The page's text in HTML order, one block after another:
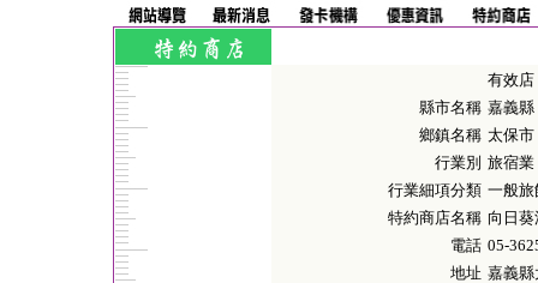
有效店
縣市名稱 嘉義縣
鄉鎮名稱 太保市
行業別 旅宿業
行業細項分類 一般旅
特約商店名稱 向日
電話 05-
地址 嘉義縣